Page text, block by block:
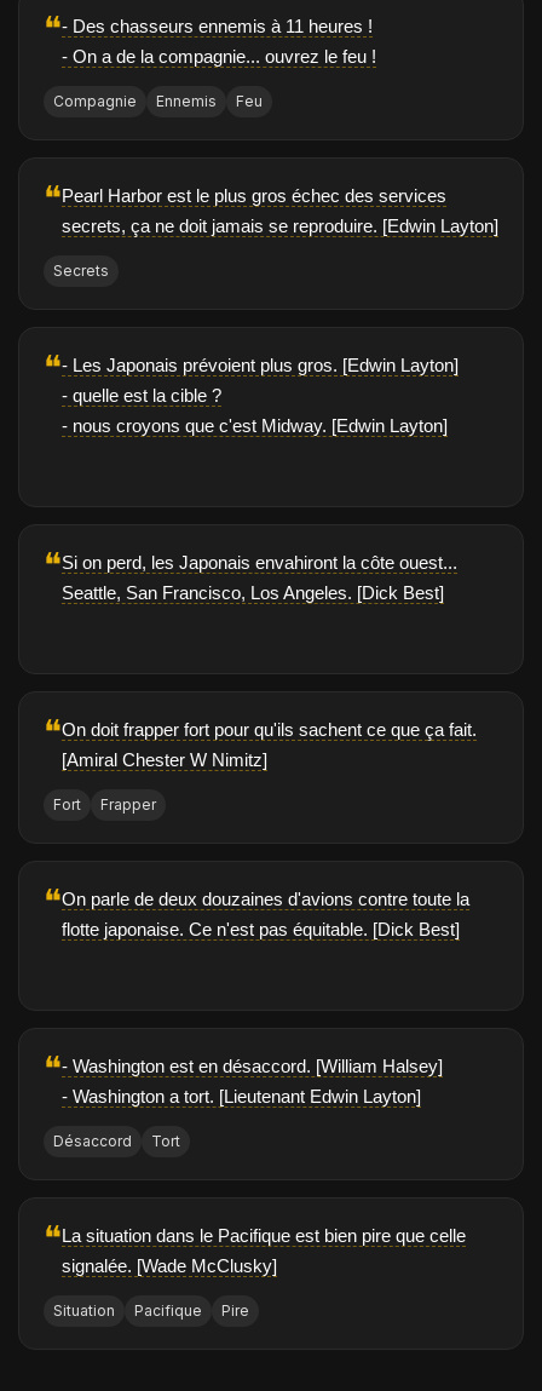
❝- Des chasseurs ennemis à 11 heures !
- On a de la compagnie... ouvrez le feu !
Compagnie Ennemis Feu
❝Pearl Harbor est le plus gros échec des services
secrets, ça ne doit jamais se reproduire. [Edwin Layton]
Secrets
❝- Les Japonais prévoient plus gros. [Edwin Layton]
- quelle est la cible ?
- nous croyons que c'est Midway. [Edwin Layton]
❝Si on perd, les Japonais envahiront la côte ouest...
Seattle, San Francisco, Los Angeles. [Dick Best]
❝On doit frapper fort pour qu'ils sachent ce que ça fait.
[Amiral Chester W Nimitz]
Fort Frapper
❝On parle de deux douzaines d'avions contre toute la
flotte japonaise. Ce n'est pas équitable. [Dick Best]
❝- Washington est en désaccord. [William Halsey]
- Washington a tort. [Lieutenant Edwin Layton]
Désaccord Tort
❝La situation dans le Pacifique est bien pire que celle
signalée. [Wade McClusky]
Situation Pacifique Pire